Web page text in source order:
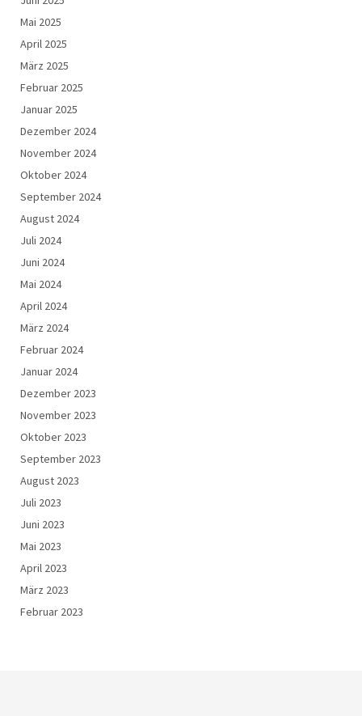
Mai 2025
April 2025
März 2025
Februar 2025
Januar 2025
Dezember 2024
November 2024
Oktober 2024
September 2024
August 2024
Juli 2024
Juni 2024
Mai 2024
April 2024
März 2024
Februar 2024
Januar 2024
Dezember 2023
November 2023
Oktober 2023
September 2023
August 2023
Juli 2023
Juni 2023
Mai 2023
April 2023
März 2023
Februar 2023